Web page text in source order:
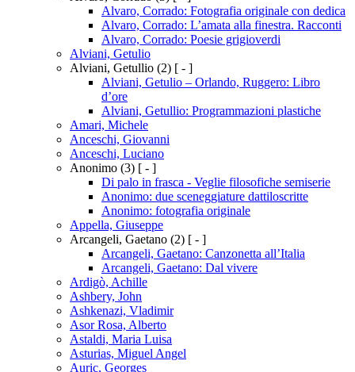
Alvaro, Corrado: Fotografia originale con dedica
Alvaro, Corrado: L’amata alla finestra. Racconti
Alvaro, Corrado: Poesie grigioverdi
Alviani, Getulio
Alviani, Getullio (2) [ - ]
Alviani, Getulio – Orlando, Ruggero: Libro
d’ore
Alviani, Getullio: Programmazioni plastiche
Amari, Michele
Anceschi, Giovanni
Anceschi, Luciano
Anonimo (3) [ - ]
Di palo in frasca - Veglie filosofiche semiserie
Anonimo: due sceneggiature dattiloscritte
Anonimo: fotografia originale
Appella, Giuseppe
Arcangeli, Gaetano (2) [ - ]
Arcangeli, Gaetano: Canzonetta all’Italia
Arcangeli, Gaetano: Dal vivere
Ardigò, Achille
Ashbery, John
Ashkenazi, Vladimir
Asor Rosa, Alberto
Astaldi, Maria Luisa
Asturias, Miguel Angel
Auric, Georges